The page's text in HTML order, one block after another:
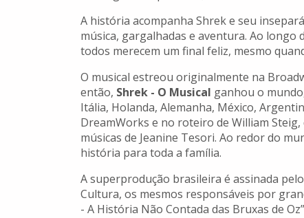
A história acompanha Shrek e seu
música, gargalhadas e aventura. Ao
todos merecem um final feliz, mesmo
O musical estreou originalmente na
então, Shrek - O Musical ganhou o
Itália, Holanda, Alemanha, México,
DreamWorks e no roteiro de William
músicas de Jeanine Tesori. Ao redor do
história para toda a família.
A superprodução brasileira é assinada
Cultura, os mesmos responsáveis por
- A História Não Contada das Bruxas de